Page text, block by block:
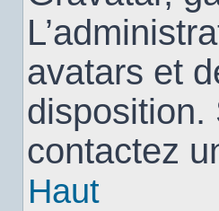
avatars et
disposition.
contactez
Haut